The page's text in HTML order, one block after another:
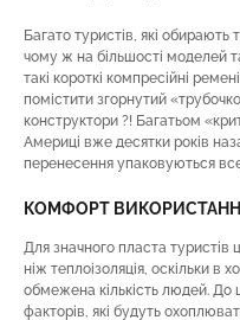
Багато туристів, які
чому ж на більшості моделей
такі короткі компресійні
помістити згорнутий
конструктори ?! Багатьом
Америці вже десятки років
перенесення упаковуються
КОМФОРТ
Для значного пласта туристів
ніж теплоізоляція, оскільки в
обмежена кількість людей. До
факторів, які будуть